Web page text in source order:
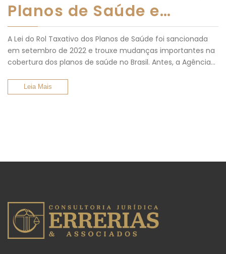
Planos de Saúde e…
A Lei do Rol Taxativo dos Planos de Saúde foi sancionada
em setembro de 2022 e trouxe mudanças importantes na
cobertura dos planos de saúde no Brasil. Antes, a Agência…
Leia Mais